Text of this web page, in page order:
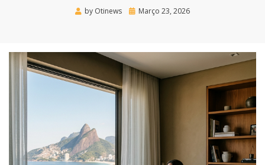
by Otinews
PostedMarço 23, 2026